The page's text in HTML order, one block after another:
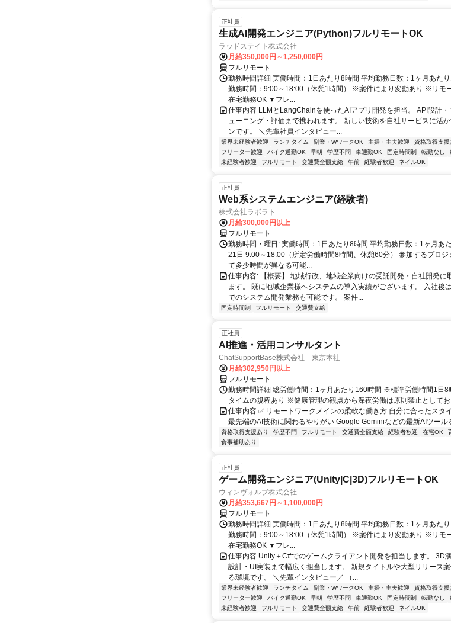
正社員
生成AI開発エンジニア(Python)フルリモートOK
ラッドステイト株式会社
月給350,000円～1,250,000円
フルリモート
勤務時間詳細 実働時間：1日あたり8時間 平均勤務日数：1ヶ月あた
勤務時間：9:00～18:00（休憩1時間） ※案件により変動あり ※リモー
在宅勤務OK ▼フレ...
仕事内容 LLMとLangChainを使ったAIアプリ開発を担当。 API設計・
ューニング・評価まで携われます。 新しい技術を自社サービスに活
ンです。 ＼先輩社員インタビュー...
業界未経験者歓迎 ランチタイム 副業・WワークOK 主婦・主夫歓迎
資格取得支援
フリーター歓迎
バイク通勤OK 早朝 学歴不問 車通勤OK 固定時間制 転勤なし
未経験者歓迎
フルリモート 交通費全額支給 午前 経験者歓迎 ネイルOK
正社員
Web系システムエンジニア(経験者)
株式会社ラボラト
月給300,000円以上
フルリモート
勤務時間・曜日: 実働時間：1日あたり8時間 平均勤務日数：1ヶ月あ
21日 9:00～18:00（所定労働時間8時間、休憩60分） 参加するプロジ
て多少時間が異なる可能...
仕事内容: 【概要】 地域行政、地域企業向けの受託開発・自社開発に
ます。 既に地域企業様へシステムの導入実績がございます。 入社後
でのシステム開発業務も可能です。 案件...
固定時間制 フルリモート 交通費支給
正社員
AI推進・活用コンサルタント
ChatSupportBase株式会社 東京本社
月給302,950円以上
フルリモート
勤務時間詳細 総労働時間：1ヶ月あたり160時間 ※標準労働時間1日
タイムの規程あり ※健康管理の観点から深夜労働は原則禁止として
仕事内容 ✅ リモートワークメインの柔軟な働き方 自分に合ったスタ
最先端のAI技術に関わるやりがい Google Geminiなどの最新AIツール
資格取得支援あり 学歴不問 フルリモート 交通費全額支給 経験者歓迎 在宅OK
食事補助あり
正社員
ゲーム開発エンジニア(Unity|C|3D)フルリモートOK
ウィンヴォルブ株式会社
月給353,667円～1,100,000円
フルリモート
勤務時間詳細 実働時間：1日あたり8時間 平均勤務日数：1ヶ月あた
勤務時間：9:00～18:00（休憩1時間） ※案件により変動あり ※リモー
在宅勤務OK ▼フレ...
仕事内容 Unity＋C#でのゲームクライアント開発を担当します。 3D
設計・UI実装まで幅広く担当します。 新規タイトルや大型リリース
る環境です。 ＼先輩インタビュー／ （...
業界未経験者歓迎 ランチタイム 副業・WワークOK 主婦・主夫歓迎
資格取得支援
フリーター歓迎
バイク通勤OK 早朝 学歴不問 車通勤OK 固定時間制 転勤なし
未経験者歓迎
フルリモート 交通費全額支給 午前 経験者歓迎 ネイルOK